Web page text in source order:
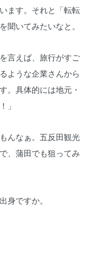
ます。それと「転転
聞いてみたいなと。
言えば、旅行がすご
ような企業さんから
。具体的には地元・
」
んなぁ。五反田観光
、蒲田でも狙ってみ
ですか。